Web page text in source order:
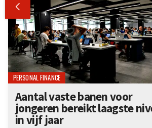

PERSONAL FINANCE
Aantal vaste banen voor
jongeren bereikt laagste
in vijf jaar